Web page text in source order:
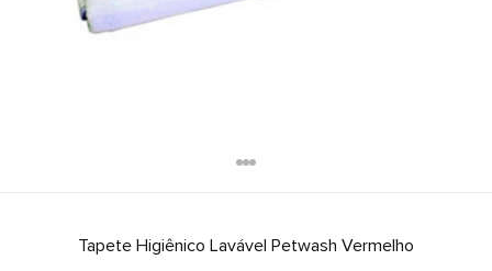
Tapete Higiênico Lavável Petwash Vermelho